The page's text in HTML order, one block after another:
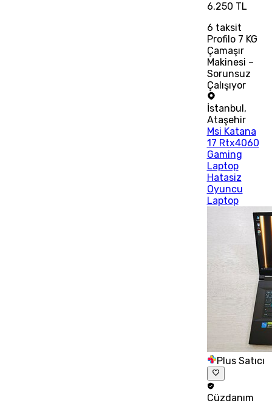
6.250 TL
6 taksit
Profilo 7 KG
Çamaşır
Makinesi –
Sorunsuz
Çalışıyor
İstanbul ,
Ataşehir
Msi Katana
17 Rtx4060
Gaming
Laptop
Hatasiz
Oyuncu
Laptop
Plus Satıcı
Cüzdanım